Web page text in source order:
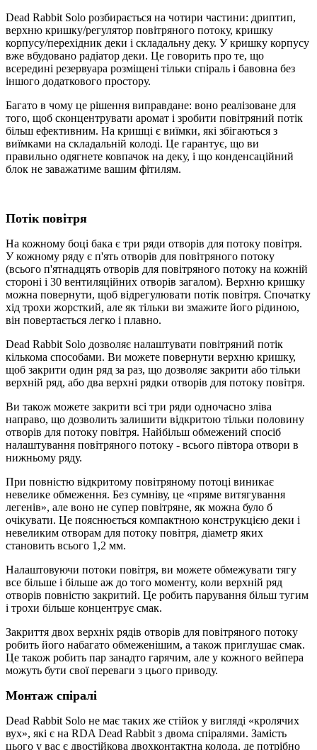
Dead Rabbit Solo розбирається на чотири частини: дриптип,
верхню кришку/регулятор повітряного потоку, кришку
корпусу/перехідник деки і складальну деку. У кришку корпусу
вже вбудовано радіатор деки. Це говорить про те, що
всередині резервуара розміщені тільки спіраль і бавовна без
іншого додаткового простору.
Багато в чому це рішення виправдане: воно реалізоване для
того, щоб сконцентрувати аромат і зробити повітряний потік
більш ефективним. На кришці є виїмки, які збігаються з
виїмками на складальній колоді. Це гарантує, що ви
правильно одягнете ковпачок на деку, і що конденсаційний
блок не заважатиме вашим фітилям.
Потік повітря
На кожному боці бака є три ряди отворів для потоку повітря.
У кожному ряду є п'ять отворів для повітряного потоку
(всього п'ятнадцять отворів для повітряного потоку на кожній
стороні і 30 вентиляційних отворів загалом). Верхню кришку
можна повернути, щоб відрегулювати потік повітря. Спочатку
хід трохи жорсткий, але як тільки ви змажите його рідиною,
він повертається легко і плавно.
Dead Rabbit Solo дозволяє налаштувати повітряний потік
кількома способами. Ви можете повернути верхню кришку,
щоб закрити один ряд за раз, що дозволяє закрити або тільки
верхній ряд, або два верхні рядки отворів для потоку повітря.
Ви також можете закрити всі три ряди одночасно зліва
направо, що дозволить залишити відкритою тільки половину
отворів для потоку повітря. Найбільш обмежений спосіб
налаштування повітряного потоку - всього півтора отвори в
нижньому ряду.
При повністю відкритому повітряному потоці виникає
невелике обмеження. Без сумніву, це «пряме витягування
легенів», але воно не супер повітряне, як можна було б
очікувати. Це пояснюється компактною конструкцією деки і
невеликим отворам для потоку повітря, діаметр яких
становить всього 1,2 мм.
Налаштовуючи потоки повітря, ви можете обмежувати тягу
все більше і більше аж до того моменту, коли верхній ряд
отворів повністю закритий. Це робить парування більш тугим
і трохи більше концентрує смак.
Закриття двох верхніх рядів отворів для повітряного потоку
робить його набагато обмеженішим, а також приглушає смак.
Це також робить пар занадто гарячим, але у кожного вейпера
можуть бути свої переваги з цього приводу.
Монтаж спіралі
Dead Rabbit Solo не має таких же стійок у вигляді «кролячих
вух», які є на RDA Dead Rabbit з двома спіралями. Замість
цього у вас є двостійкова двохконтактна колода, де потрібно